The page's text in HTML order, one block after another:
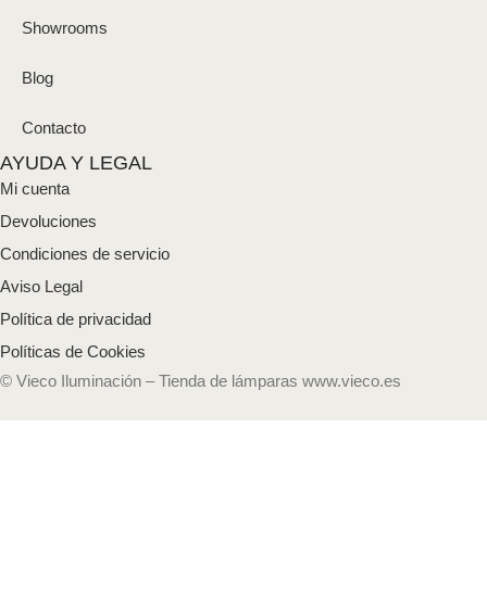
Showrooms
Blog
Contacto
AYUDA Y LEGAL
Mi cuenta
Devoluciones
Condiciones de servicio
Aviso Legal
Política de privacidad
Políticas de Cookies
© Vieco Iluminación – Tienda de lámparas www.vieco.es